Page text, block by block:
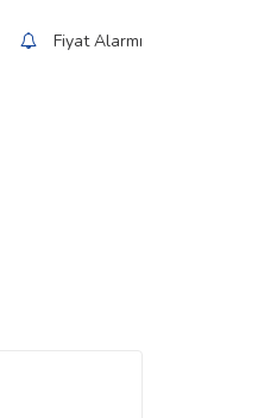
Fiyat Alarmı